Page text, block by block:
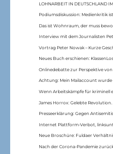
LOHNARBEIT IN DEUTSCHLAND
Podiumsdiskussion: Medienkritik
Das ist Wohnraum, der muss
Interview mit dem Journalisten
Vortrag Peter Nowak – Kurze
Neues Buch erschienen:
Onlinedebatte zur Perspektive
Achtung: Mein Mailaccount
Wenn Arbeitskämpfe für kriminell
James Horrox: Gelebte
Presseerklärung: Gegen
Internet Plattform-Verbot,
Neue Broschüre: Fuldaer
Nach der Corona-Pandemie